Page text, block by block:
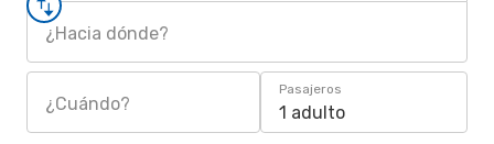
¿Hacia dónde?
¿Cuándo?
Pasajeros
1 adulto